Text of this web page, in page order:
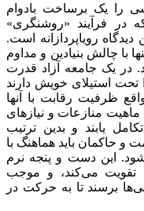
را یک برساخت بادوام
در فرآیند «روشنگری»
رویاپردازانه است.
با چالش بنیادین و مداوم
در یک جامعه آزاد قدرت
تحت استیلای خویش دارند
ظرفیت رقابت با آنها
منازعات و نیازهای
یابند و بدین ترتیب
حاکمان باید هماهنگ با
این دست و پنجه نرم
می‌کند، و موجب
برسند تا به حرکت در